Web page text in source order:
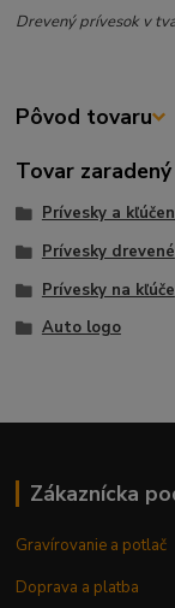
Drevený prívesok v
Pôvod tovaru
Tovar
Prívesky a
Prívesky drevené
Prívesky na kľúče
Auto logo
Zákaznícka
Gravírovanie a potlač
Doprava a platba